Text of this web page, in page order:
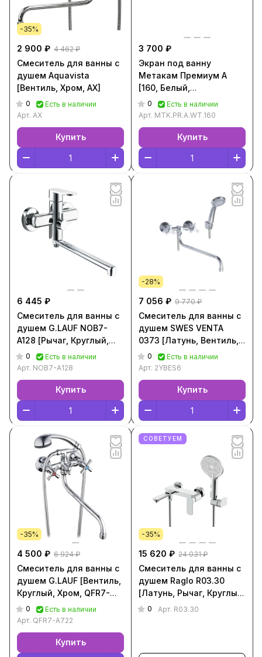
-35%
2 900 ₽ 4 462 ₽
Смеситель для ванны с
душем Aquavista
[Вентиль, Хром, AX]
0
Есть в наличии
Арт. AX
Купить
3 700 ₽
Экран под ванну
Метакам Премиум А
[160, Белый,
MTK.PR.A.WT.160]
0
Есть в наличии
Арт. MTK.PR.A.WT.160
Купить
6 445 ₽
Смеситель для ванны с
душем G.LAUF NOB7-
A128 [Рычаг, Круглый,
Хром, NOB7-A128]
0
Есть в наличии
Арт. NOB7-A128
Купить
-28%
7 056 ₽ 9 770 ₽
Смеситель для ванны с
душем SWES VENTA
0373 [Латунь, Вентиль,
Круглый, Хром, 2YBES6]
0
Есть в наличии
Арт. 2YBES6
Купить
-35%
4 500 ₽ 6 924 ₽
Смеситель для ванны с
душем G.LAUF [Вентиль,
Круглый, Хром, QFR7-
A722]
0
Есть в наличии
Арт. QFR7-A722
Купить
СОВЕТУЕМ
-35%
15 620 ₽ 24 031 ₽
Смеситель для ванны с
душем Raglo R03.30
[Латунь, Рычаг, Круглый,
Хром, R03.30]
0 Арт. R03.30